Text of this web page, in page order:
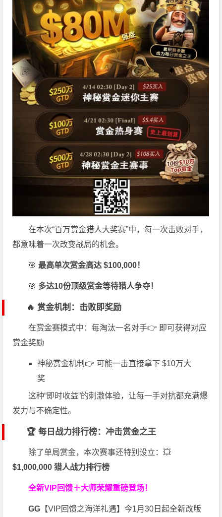
在本次“百万赏金猎人大奖赛”中，每一次击败对手，
都意味着一次改变战局的机会。
🎯最高单次赏金高达 $100,000！
🎯 多达10份顶级赏金等待猎人争夺！
🔥 赏金机制：击败即奖励
在赏金赛模式中：每淘汰一名对手👉 即可获得对应
赏金奖励
神秘赏金机制👉 可能一击直接拿下 $10万大
奖
这种“即时收益”的刺激体验，让每一手对抗都充满爆
发力与不确定性。
🏆 每日战力排行榜：冲击赏金之王
除了单局赏金，本次赛事还特别设立：💥
$1,000,000 猎人战力排行榜
全新VIP回馈＋大师荣耀重磅登场！
GG 【VIP回馈之海洋礼遇】今1月30日起全新改版